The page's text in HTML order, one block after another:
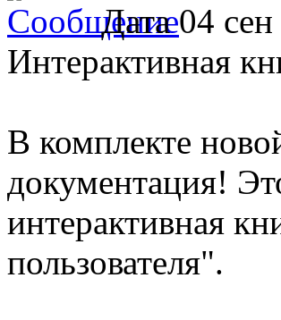
Дата04 сен
Интерактивная
В комплекте
документация!
интерактивная
пользователя".